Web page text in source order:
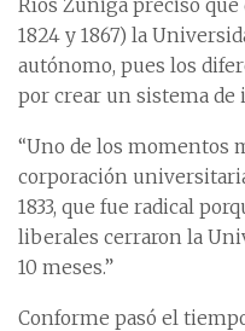
Ríos Zúñiga precisó
1824 y 1867) la
autónomo, pues los
por crear un sistema
“Uno de los momentos
corporación
1833, que fue radical
liberales cerraron la
10 meses.”
Conforme pasó el